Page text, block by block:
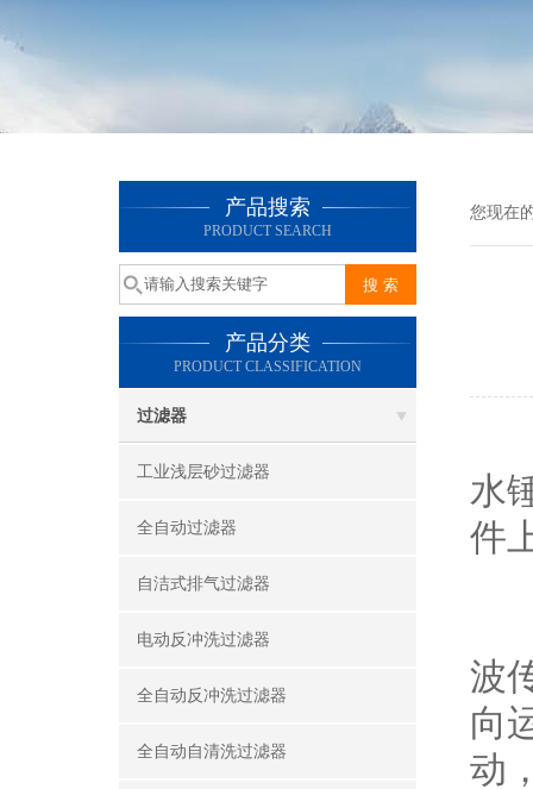
产品搜索
PRODUCT SEARCH
产品分类
PRODUCT CLASSIFICATION
过滤器
工业浅层砂过滤器
全自动过滤器
自洁式排气过滤器
电动反冲洗过滤器
全自动反冲洗过滤器
全自动自清洗过滤器
您现在
水
件
波
向
动